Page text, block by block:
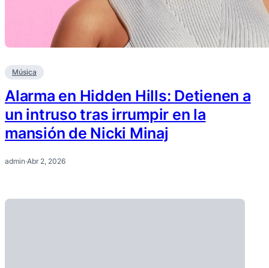
Música
Alarma en Hidden Hills: Detienen a
un intruso tras irrumpir en la
mansión de Nicki Minaj
admin·Abr 2, 2026